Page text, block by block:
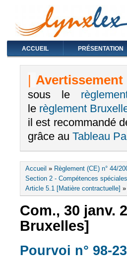
ACCUEIL PRÉSENTATION
|Avertissement
sous le
le règlement
il est recommandé
grâce au Tableau
Vous êtes ici
Accueil » Règlement (CE) n° 44/
Section 2 - Compétences
Article 5.1 [Matière contractuelle] »
Com., 30 janv.
Bruxelles]
Pourvoi n° 98-